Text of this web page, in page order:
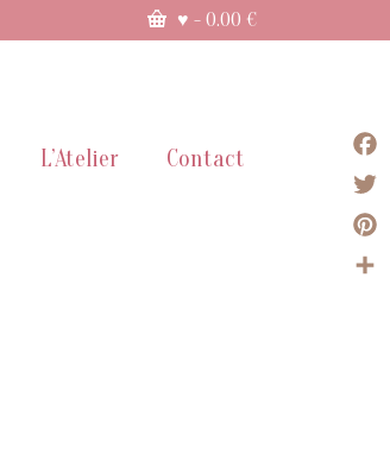
♥ - 0.00 €
L’Atelier Contact